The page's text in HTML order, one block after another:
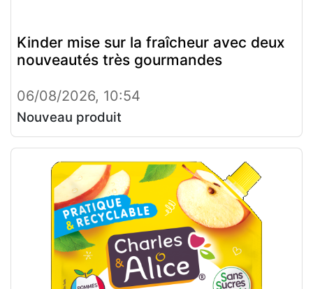
Kinder mise sur la fraîcheur avec deux
nouveautés très gourmandes
06/08/2026, 10:54
Nouveau produit